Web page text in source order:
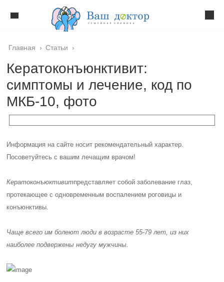
Главная › Статьи ›
Кератоконъюнктивит:
симптомы и лечение, код по
МКБ-10, фото
Информация на сайте носит рекомендательный характер.
Посоветуйтесь с вашим лечащим врачом!
Кератоконъюктивитпредставляет собой заболевание глаз,
протекающее с одновременным воспалением роговицы и
конъюнктивы.
Чаще всего им болеют люди в возрасте55-79 лет, из них
наиболее подвержены недугумужчины.